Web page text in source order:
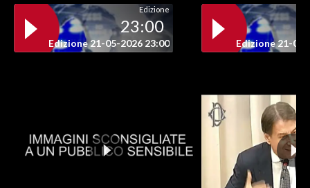
Edizione
23:00
Edizione 21-05-2026 23:00 Edizione 21-05-